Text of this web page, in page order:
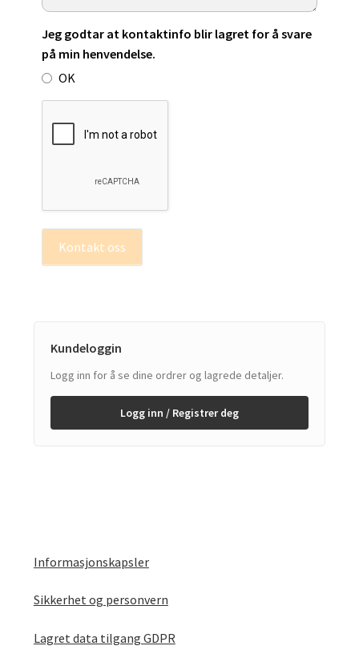
Jeg godtar at kontaktinfo blir lagret for å svare
på min henvendelse.
OK
Kontakt oss
Kundeloggin
Logg inn for å se dine ordrer og lagrede detaljer.
Logg inn / Registrer deg
Informasjonskapsler
Sikkerhet og personvern
Lagret data tilgang GDPR